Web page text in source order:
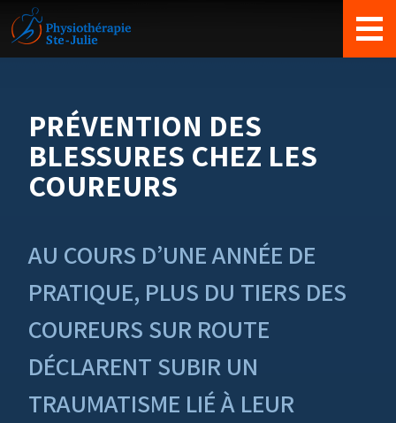
Nous joindre
PRÉVENTION DES
BLESSURES CHEZ LES
COUREURS
AU COURS D’UNE ANNÉE DE
PRATIQUE, PLUS DU TIERS DES
COUREURS SUR ROUTE
DÉCLARENT SUBIR UN
TRAUMATISME LIÉ À LEUR